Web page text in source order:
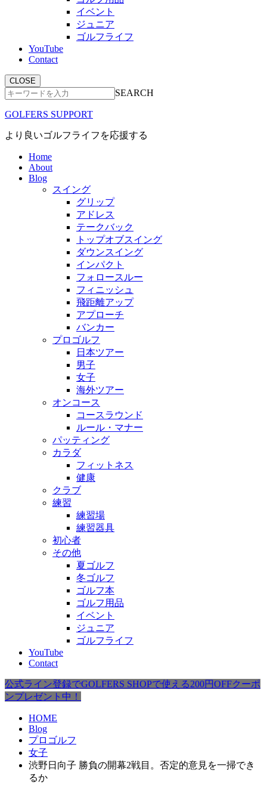
イベント
ジュニア
ゴルフライフ
YouTube
Contact
CLOSE
SEARCH
GOLFERS SUPPORT
より良いゴルフライフを応援する
Home
About
Blog
スイング
グリップ
アドレス
テークバック
トップオブスイング
ダウンスイング
インパクト
フォロースルー
フィニッシュ
飛距離アップ
アプローチ
バンカー
プロゴルフ
日本ツアー
男子
女子
海外ツアー
オンコース
コースラウンド
ルール・マナー
パッティング
カラダ
フィットネス
健康
クラブ
練習
練習場
練習器具
初心者
その他
夏ゴルフ
冬ゴルフ
ゴルフ本
ゴルフ用品
イベント
ジュニア
ゴルフライフ
YouTube
Contact
公式ライン登録でGOLFERS SHOPで使える200円OFFクーポ
ンプレゼント中！
HOME
Blog
プロゴルフ
女子
渋野日向子 勝負の開幕2戦目。否定的意見を一掃でき
るか